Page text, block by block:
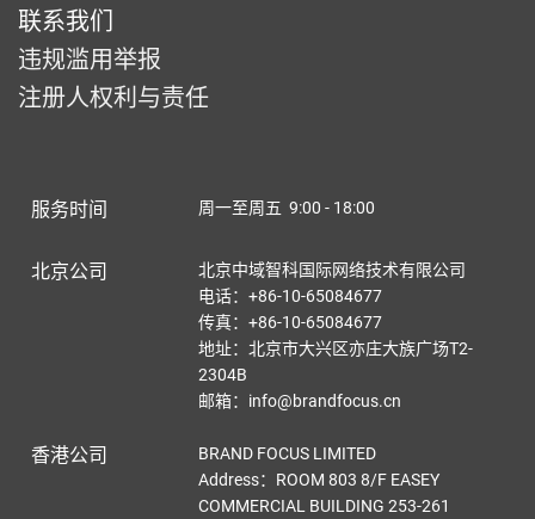
联系我们
违规滥用举报
注册人权利与责任
服务时间 周一至周五 9:00 - 18:00
北京公司
北京中域智科国际网络技术有限公司
电话：+86-10-65084677
传真：+86-10-65084677
地址：北京市大兴区亦庄大族广场T2-
2304B
邮箱：info@brandfocus.cn
香港公司
BRAND FOCUS LIMITED
Address：ROOM 803 8/F EASEY
COMMERCIAL BUILDING 253-261